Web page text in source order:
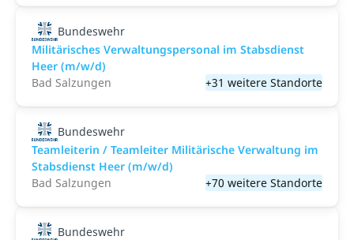
Bundeswehr
Militärisches Verwaltungspersonal im Stabsdienst
Heer (m/w/d)
Bad Salzungen
+31 weitere Standorte
Bundeswehr
Teamleiterin / Teamleiter Militärische Verwaltung im
Stabsdienst Heer (m/w/d)
Bad Salzungen
+70 weitere Standorte
Bundeswehr